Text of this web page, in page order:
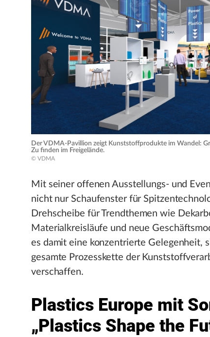
Der VDMA-Pavillion zeigt Kunststoffprodukte im Wandel:
Zu finden im Freigelände.
© VDMA
Mit seiner offenen Ausstellungs- und
nicht nur Schaufenster für
Drehscheibe für Trendthemen wie
Materialkreisläufe und neue
es damit eine konzentrierte Gelegenheit,
gesamte Prozesskette der
verschaffen.
Plastics Europe mit
„Plastics Shape the